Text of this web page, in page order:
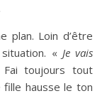
plan. Loin d’être
« Je vais
Fai toujours tout
hausse le ton